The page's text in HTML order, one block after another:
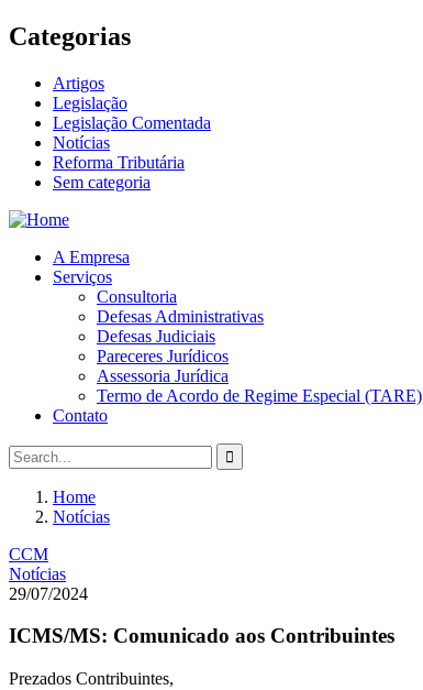
Categorias
Artigos
Legislação
Legislação Comentada
Notícias
Reforma Tributária
Sem categoria
A Empresa
Serviços
Consultoria
Defesas Administrativas
Defesas Judiciais
Pareceres Jurídicos
Assessoria Jurídica
Termo de Acordo de Regime Especial (TARE)
Contato
Home
Notícias
CCM
Notícias
29/07/2024
ICMS/MS: Comunicado aos Contribuintes
Prezados Contribuintes,